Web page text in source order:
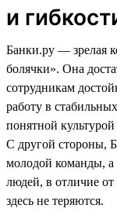
и
Банки.ру — зрелая
болячки». Она
сотрудникам
работу в
понятной
С другой стороны,
молодой команды, а
людей, в отличие
здесь не теряются.